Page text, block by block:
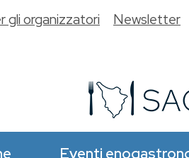
Eventi
gli organizzatori Newsletter